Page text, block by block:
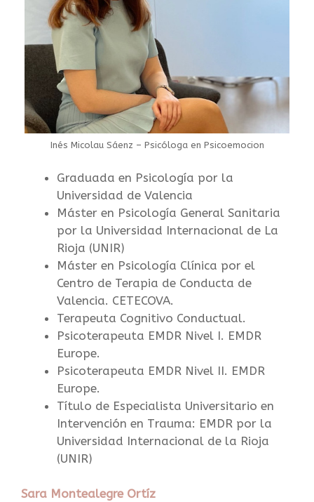
Inés Micolau Sáenz – Psicóloga en Psicoemocion
Graduada en Psicología por la
Universidad de Valencia
Máster en Psicología General Sanitaria
por la Universidad Internacional de La
Rioja (UNIR)
Máster en Psicología Clínica por el
Centro de Terapia de Conducta de
Valencia. CETECOVA.
Terapeuta Cognitivo Conductual.
Psicoterapeuta EMDR Nivel I. EMDR
Europe.
Psicoterapeuta EMDR Nivel II. EMDR
Europe.
Título de Especialista Universitario en
Intervención en Trauma: EMDR por la
Universidad Internacional de la Rioja
(UNIR)
Sara Montealegre Ortíz